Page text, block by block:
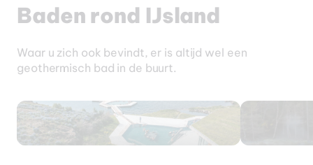
Baden rond IJsland
Waar u zich ook bevindt, er is altijd wel een
geothermisch bad in de buurt.